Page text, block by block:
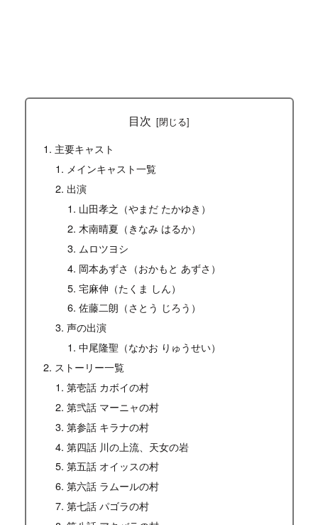
目次
主要キャスト
メインキャスト一覧
出演
山田孝之（やまだ たかゆき）
木南晴夏（きなみ はるか）
ムロツヨシ
岡本あずさ（おかもと あずさ）
宅麻伸（たくま しん）
佐藤二朗（さとう じろう）
声の出演
中尾隆聖（なかお りゅうせい）
ストーリー一覧
第壱話 カボイの村
第弐話 マーニャの村
第参話 キラナの村
第四話 川の上流、天女の岩
第五話 オイッスの村
第六話 ラムールの村
第七話 パゴラの村